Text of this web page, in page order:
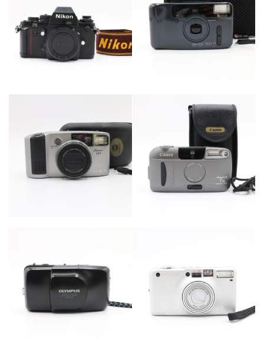
カテゴリー カメラ・レンズ カメラ・レンズ
カテゴリー カメラ・レンズ カテゴリー カメラ・レンズ
カテゴリー カメラ・レンズ
カテゴリー カメラ・レンズ